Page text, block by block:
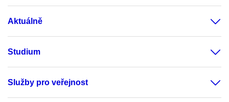
Aktuálně
Studium
Služby pro veřejnost